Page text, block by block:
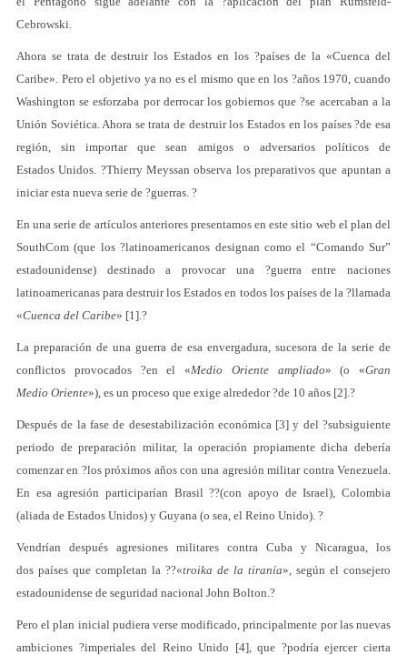
Cebrowski.
Ahora se trata de destruir los Estados en los ?países de la «Cuenca del
Caribe». Pero el objetivo ya no es el mismo que en los ?años 1970, cuando
Washington se esforzaba por derrocar los gobiernos que ?se acercaban a la
Unión Soviética. Ahora se trata de destruir los Estados en los países ?de esa
región, sin importar que sean amigos o adversarios políticos de
Estados Unidos. ?Thierry Meyssan observa los preparativos que apuntan a
iniciar esta nueva serie de ?guerras. ?
En una serie de artículos anteriores presentamos en este sitio web el plan del
SouthCom (que los ?latinoamericanos designan como el “Comando Sur”
estadounidense) destinado a provocar una ?guerra entre naciones
latinoamericanas para destruir los Estados en todos los países de la ?llamada
«Cuenca del Caribe» [1].?
La preparación de una guerra de esa envergadura, sucesora de la serie de
conflictos provocados ?en el «Medio Oriente ampliado» (o «Gran
Medio Oriente»), es un proceso que exige alrededor ?de 10 años [2].?
Después de la fase de desestabilización económica [3] y del ?subsiguiente
periodo de preparación militar, la operación propiamente dicha debería
comenzar en ?los próximos años con una agresión militar contra Venezuela.
En esa agresión participarían Brasil ??(con apoyo de Israel), Colombia
(aliada de Estados Unidos) y Guyana (o sea, el Reino Unido). ?
Vendrían después agresiones militares contra Cuba y Nicaragua, los
dos países que completan la ??«troika de la tiranía», según el consejero
estadounidense de seguridad nacional John Bolton.?
Pero el plan inicial pudiera verse modificado, principalmente por las nuevas
ambiciones ?imperiales del Reino Unido [4], que ?podría ejercer cierta